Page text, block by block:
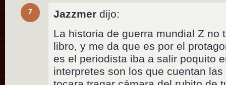
7 Jazzmer dijo:
La historia de guerra mundial Z no
libro, y me da que es por el
es el periodista iba a salir poquito
interpretes son los que cuentan